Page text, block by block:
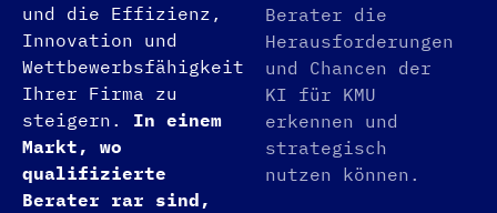
und die Effizienz,
Innovation und
Wettbewerbsfähigkeit
Ihrer Firma zu
steigern. In einem
Markt, wo
qualifizierte
Berater rar sind,
Berater die
Herausforderungen
und Chancen der
KI für KMU
erkennen und
strategisch
nutzen können.